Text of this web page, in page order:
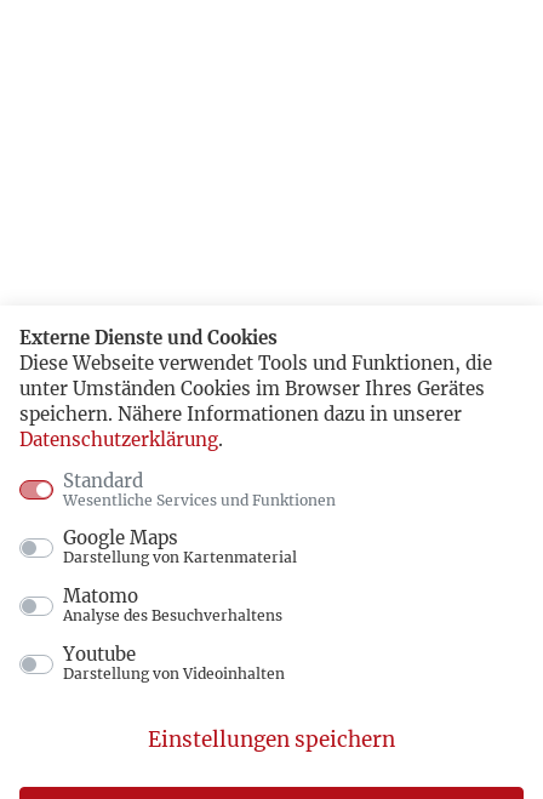
Externe Dienste und Cookies
Diese Webseite verwendet Tools und Funktionen, die
unter Umständen Cookies im Browser Ihres Gerätes
speichern. Nähere Informationen dazu in unserer
Datenschutzerklärung.
Standard
Wesentliche Services und Funktionen
Google Maps
Darstellung von Kartenmaterial
Matomo
Analyse des Besuchverhaltens
Youtube
Darstellung von Videoinhalten
Einstellungen speichern